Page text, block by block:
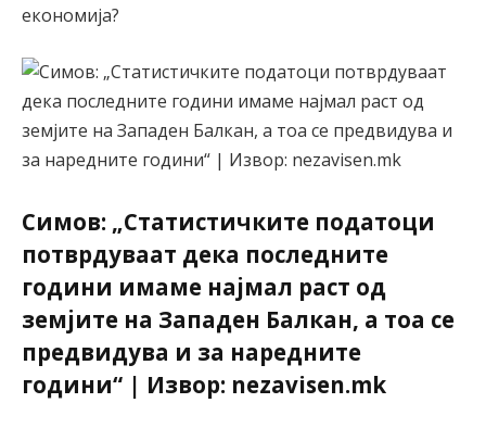
економија?
Симов: „Статистичките податоци
потврдуваат дека последните
години имаме најмал раст од
земјите на Западен Балкан, а тоа се
предвидува и за наредните
години“ | Извор: nezavisen.mk